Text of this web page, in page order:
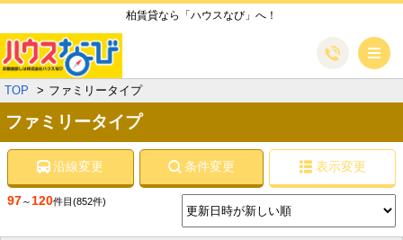
柏賃貸なら「ハウスなび」へ！
TOP ファミリータイプ
ファミリータイプ
沿線変更 条件変更 表示変更
97～120件目 (852件)